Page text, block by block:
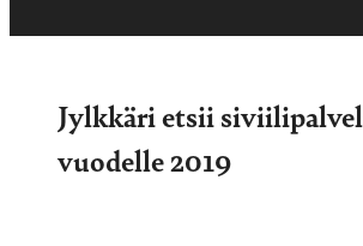
Jylkkäri etsii
vuodelle 2019